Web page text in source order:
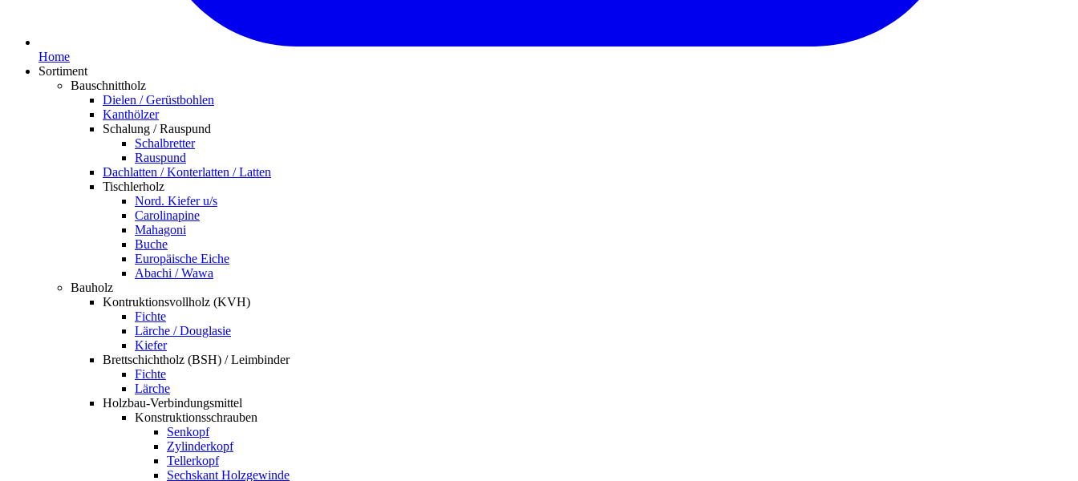
Home
Sortiment
Bauschnittholz
Dielen / Gerüstbohlen
Kanthölzer
Schalung / Rauspund
Schalbretter
Rauspund
Dachlatten / Konterlatten / Latten
Tischlerholz
Nord. Kiefer u/s
Carolinapine
Mahagoni
Buche
Europäische Eiche
Abachi / Wawa
Bauholz
Kontruktionsvollholz (KVH)
Fichte
Lärche / Douglasie
Kiefer
Brettschichtholz (BSH) / Leimbinder
Fichte
Lärche
Holzbau-Verbindungsmittel
Konstruktionsschrauben
Senkopf
Zylinderkopf
Tellerkopf
Sechskant Holzgewinde